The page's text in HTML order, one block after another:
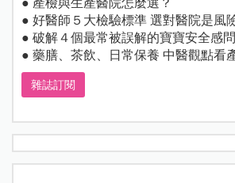
● 產檢與生產醫院怎麼選？
● 好醫師５大檢驗標準 選對醫院是風
● 破解４個最常被誤解的寶寶安全感
● 藥膳、茶飲、日常保養 中醫觀點看
雜誌訂閱